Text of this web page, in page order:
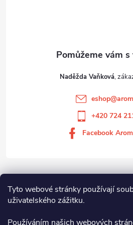
Tyto webové stránky používají
uživatelského zážitku.
Používáním našich webových
Vše o nákupu
Aromka Brno s.r.o
Naděžda Vaňková
eshop@
+420 724
Facebook